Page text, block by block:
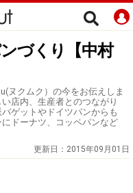
づくり【中村
ヌクムク）の今をお伝えしま
店内、生産者とのつながり
ゲットやドイツパンからも
ドーナツ、コッペパンなど
更新日： 2015年09月01日